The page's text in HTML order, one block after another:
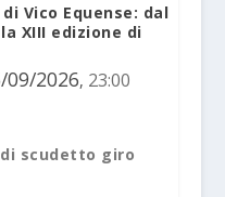
Vico Equense: dal
XIII edizione di
09/2026, 23:00
scudetto giro